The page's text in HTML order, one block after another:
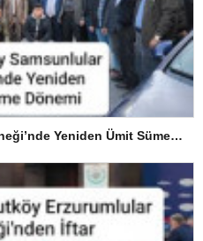
Arnavutköy Samsunlular Derneği’nde Yeniden Ümit Süme Dönemi